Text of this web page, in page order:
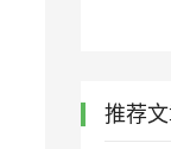
推荐